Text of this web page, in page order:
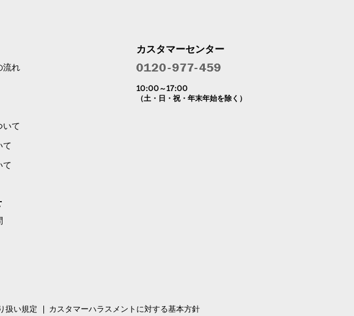
流れ
いて
て
て
カスタマーセンター
10:00～17:00
（土・日・祝・年末年始を除く）
扱い規定 カスタマーハラスメントに対する基本方針